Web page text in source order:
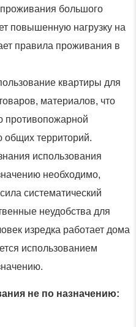
большого
повышенную нагрузку на
правила проживания в
квартиры для
материалов, что
противопожарной
общих территорий.
использования
необходимо,
систематический
неудобства для
изредка работает дома
использованием
не по назначению: